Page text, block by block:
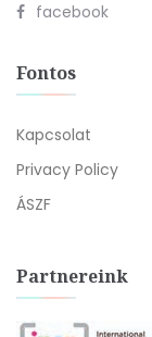
facebook
Fontos
Kapcsolat
Privacy Policy
ÁSZF
Partnereink